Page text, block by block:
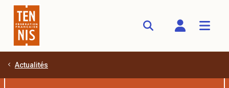
Aller au contenu principal
Actualités